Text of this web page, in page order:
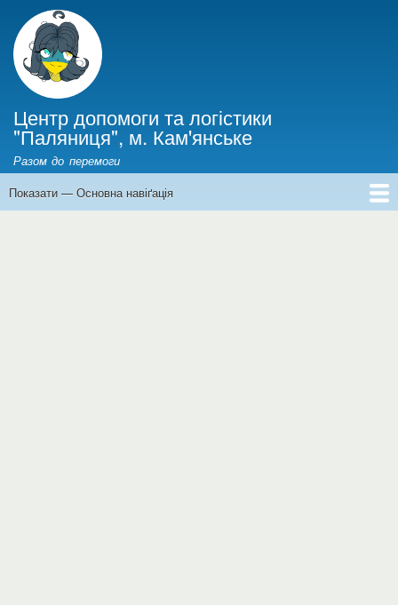
Центр допомоги та логістики
"Паляниця", м. Кам'янське
Разом до перемоги
Основна
Показати — Основна навіґація